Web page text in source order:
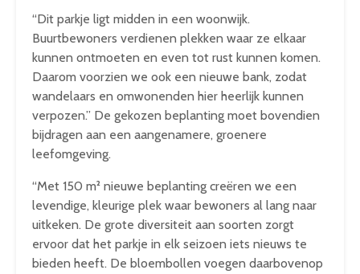
“Dit parkje ligt midden in een woonwijk.
Buurtbewoners verdienen plekken waar ze elkaar
kunnen ontmoeten en even tot rust kunnen komen.
Daarom voorzien we ook een nieuwe bank, zodat
wandelaars en omwonenden hier heerlijk kunnen
verpozen.” De gekozen beplanting moet bovendien
bijdragen aan een aangenamere, groenere
leefomgeving.
“Met 150 m² nieuwe beplanting creëren we een
levendige, kleurige plek waar bewoners al lang naar
uitkeken. De grote diversiteit aan soorten zorgt
ervoor dat het parkje in elk seizoen iets nieuws te
bieden heeft. De bloembollen voegen daarbovenop